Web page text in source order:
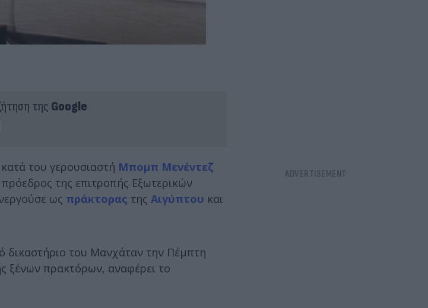
της Google
του γερουσιαστή Μπομπ Μενέντεζ
της επιτροπής Εξωτερικών
ως πράκτορας της Αιγύπτου και
δικαστήριο του Μανχάταν την Πέμπτη
ξένων πρακτόρων, αναφέρει το